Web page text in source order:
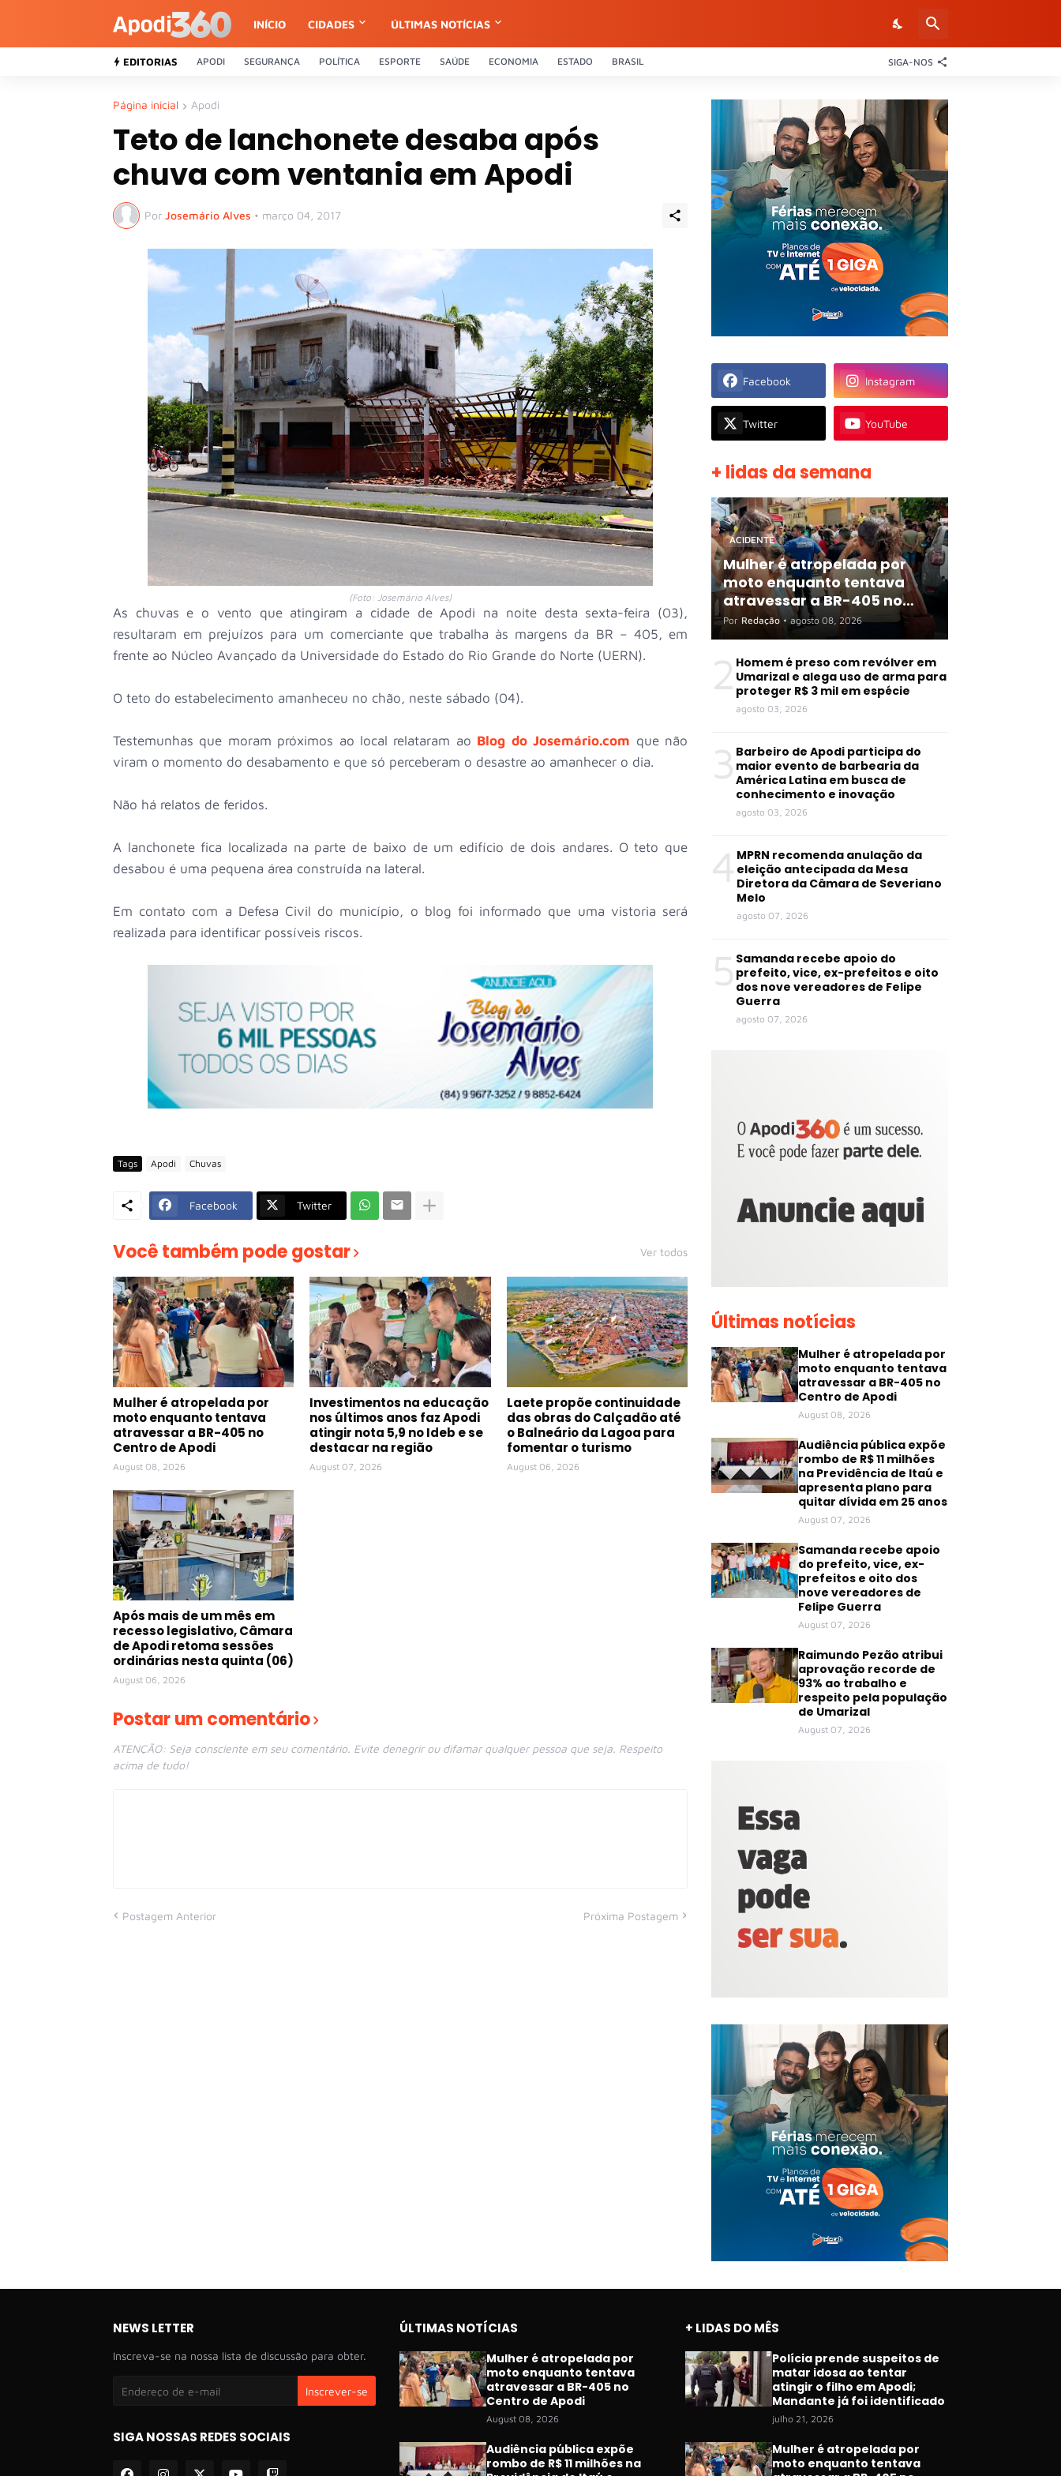
INÍCIO CIDADES ÚLTIMAS NOTÍCIAS
EDITORIAS APODI SEGURANÇA POLÍTICA ESPORTE SAÚDE ECONOMIA ESTADO BRASIL SIGA-NOS
Página inicial Apodi
Teto de lanchonete desaba após
chuva com ventania em Apodi
Por Josemário Alves • março 04, 2017
(Foto: Josemário Alves)
As chuvas e o vento que atingiram a cidade de Apodi na noite desta sexta-feira (03),
resultaram em prejuízos para um comerciante que trabalha às margens da BR – 405, em
frente ao Núcleo Avançado da Universidade do Estado do Rio Grande do Norte (UERN).
O teto do estabelecimento amanheceu no chão, neste sábado (04).
Testemunhas que moram próximos ao local relataram ao Blog do Josemário.com que não
viram o momento do desabamento e que só perceberam o desastre ao amanhecer o dia.
Não há relatos de feridos.
A lanchonete fica localizada na parte de baixo de um edifício de dois andares. O teto que
desabou é uma pequena área construída na lateral.
Em contato com a Defesa Civil do município, o blog foi informado que uma vistoria será
realizada para identificar possíveis riscos.
Tags Apodi Chuvas
Facebook Twitter
Você também pode gostar Ver todos
Mulher é atropelada por
moto enquanto tentava
atravessar a BR-405 no
Centro de Apodi
August 08, 2026
Investimentos na educação
nos últimos anos faz Apodi
atingir nota 5,9 no Ideb e se
destacar na região
August 07, 2026
Laete propõe continuidade
das obras do Calçadão até
o Balneário da Lagoa para
fomentar o turismo
August 06, 2026
Após mais de um mês em
recesso legislativo, Câmara
de Apodi retoma sessões
ordinárias nesta quinta (06)
August 06, 2026
Postar um comentário
ATENÇÃO: Seja consciente em seu comentário. Evite denegrir ou difamar qualquer pessoa que seja. Respeito
acima de tudo!
Postagem Anterior Próxima Postagem
Facebook Instagram
Twitter YouTube
+ lidas da semana
ACIDENTE
Mulher é atropelada por
moto enquanto tentava
atravessar a BR-405 no
Centro de Apodi
Por Redação • agosto 08, 2026
2 Homem é preso com revólver em
Umarizal e alega uso de arma para
proteger R$ 3 mil em espécie
agosto 03, 2026
3 Barbeiro de Apodi participa do
maior evento de barbearia da
América Latina em busca de
conhecimento e inovação
agosto 03, 2026
4 MPRN recomenda anulação da
eleição antecipada da Mesa
Diretora da Câmara de Severiano
Melo
agosto 07, 2026
5 Samanda recebe apoio do
prefeito, vice, ex-prefeitos e oito
dos nove vereadores de Felipe
Guerra
agosto 07, 2026
Últimas notícias
Mulher é atropelada por
moto enquanto tentava
atravessar a BR-405 no
Centro de Apodi
August 08, 2026
Audiência pública expõe
rombo de R$ 11 milhões
na Previdência de Itaú e
apresenta plano para
quitar dívida em 25 anos
August 07, 2026
Samanda recebe apoio
do prefeito, vice, ex-
prefeitos e oito dos
nove vereadores de
Felipe Guerra
August 07, 2026
Raimundo Pezão atribui
aprovação recorde de
93% ao trabalho e
respeito pela população
de Umarizal
August 07, 2026
NEWS LETTER
Inscreva-se na nossa lista de discussão para obter.
SIGA NOSSAS REDES SOCIAIS
ÚLTIMAS NOTÍCIAS
Mulher é atropelada por
moto enquanto tentava
atravessar a BR-405 no
Centro de Apodi
August 08, 2026
Audiência pública expõe
rombo de R$ 11 milhões na
+ LIDAS DO MÊS
Polícia prende suspeitos de
matar idosa ao tentar
atingir o filho em Apodi;
Mandante já foi identificado
julho 21, 2026
Mulher é atropelada por
moto enquanto tentava